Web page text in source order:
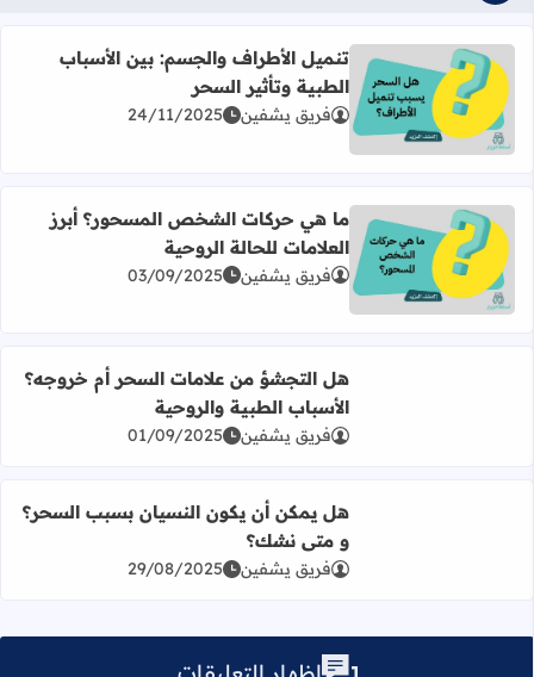
اقرأ المزيد عن تنميل الأطراف والجسم: بين الأسباب الطبية
تنميل الأطراف والجسم: بين الأسباب
الطبية وتأثير السحر
فريق يشفين 24/11/2025
اقرأ المزيد عن ما هي حركات الشخص المسحور؟ أبرز
ما هي حركات الشخص المسحور؟ أبرز
العلامات للحالة الروحية
فريق يشفين 03/09/2025
اقرأ المزيد عن هل التجشؤ من علامات السحر أم خروجه؟
هل التجشؤ من علامات السحر أم خروجه؟
الأسباب الطبية والروحية
فريق يشفين 01/09/2025
هل يمكن أن يكون النسيان بسبب السحر؟
و متى نشك؟